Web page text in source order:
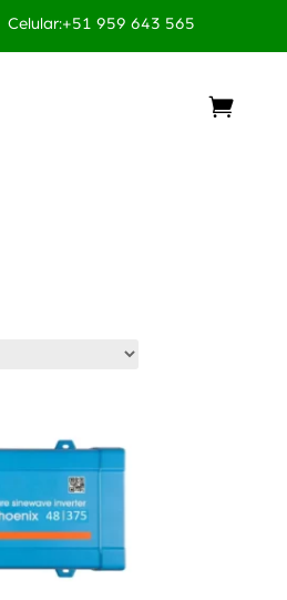
Celular:+51 959 643 565